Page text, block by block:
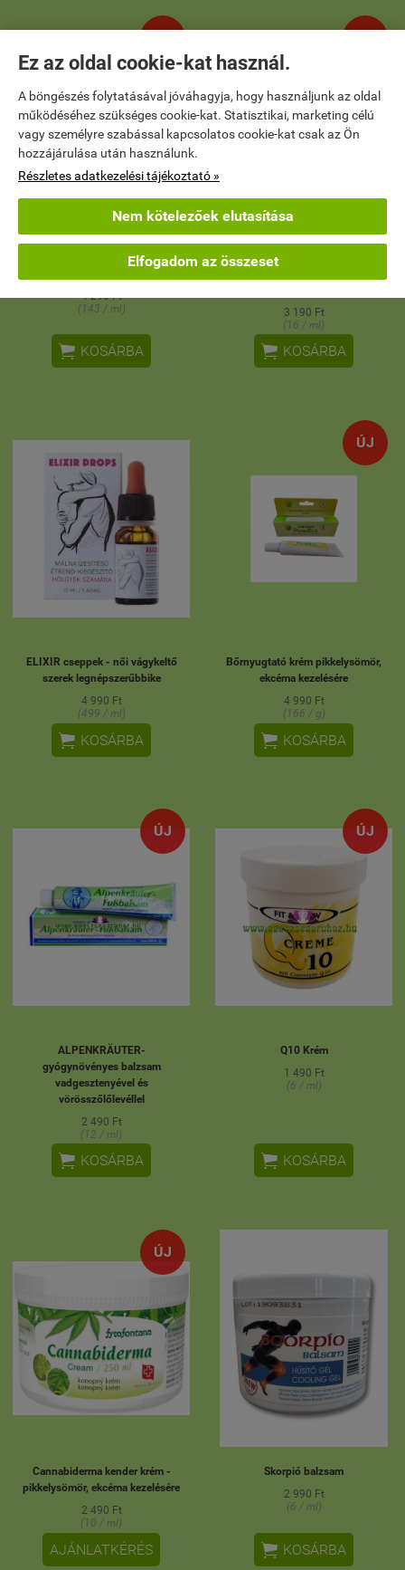
Ez az oldal cookie-kat használ.
A böngészés folytatásával jóváhagyja, hogy használjunk az oldal
működéséhez szükséges cookie-kat. Statisztikai, marketing célú
vagy személyre szabással kapcsolatos cookie-kat csak az Ön
hozzájárulása után használunk.
Részletes adatkezelési tájékoztató »
Nem kötelezőek elutasítása
Elfogadom az összeset
Viro Stop influenza elleni
4 290 Ft
(143 / ml)
 KOSÁRBA
Alpenkrauter Cannabis krém -
3 190 Ft
(16 / ml)
 KOSÁRBA
ELIXIR cseppek - női vágykeltő
szerek legnépszerűbbike
4 990 Ft
(499 / ml)
 KOSÁRBA
ÚJ
Bőrnyugtató krém pikkelysömör,
ekcéma kezelésére
4 990 Ft
(166 / g)
 KOSÁRBA
ÚJ
ALPENKRÄUTER-
gyógynövényes balzsam
vadgesztenyével és
vörösszőlőlevéllel
2 490 Ft
(12 / ml)
 KOSÁRBA
ÚJ
Q10 Krém
1 490 Ft
(6 / ml)
 KOSÁRBA
ÚJ
Cannabiderma kender krém -
pikkelysömör, ekcéma kezelésére
2 490 Ft
(10 / ml)
AJÁNLATKÉRÉS
Skorpió balzsam
2 990 Ft
(6 / ml)
 KOSÁRBA